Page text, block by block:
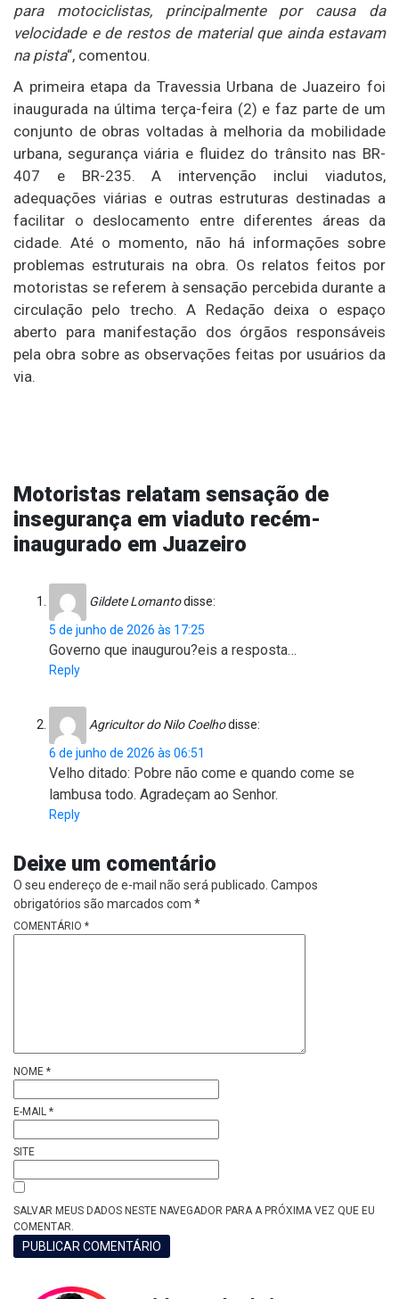
para motociclistas, principalmente por causa da
velocidade e de restos de material que ainda estavam
na pista“, comentou.
A primeira etapa da Travessia Urbana de Juazeiro foi
inaugurada na última terça-feira (2) e faz parte de um
conjunto de obras voltadas à melhoria da mobilidade
urbana, segurança viária e fluidez do trânsito nas BR-
407 e BR-235. A intervenção inclui viadutos,
adequações viárias e outras estruturas destinadas a
facilitar o deslocamento entre diferentes áreas da
cidade. Até o momento, não há informações sobre
problemas estruturais na obra. Os relatos feitos por
motoristas se referem à sensação percebida durante a
circulação pelo trecho. A Redação deixa o espaço
aberto para manifestação dos órgãos responsáveis
pela obra sobre as observações feitas por usuários da
via.
Motoristas relatam sensação de
insegurança em viaduto recém-
inaugurado em Juazeiro
Gildete Lomantodisse:
5 de junho de 2026 às 17:25
Governo que inaugurou?eis a resposta…
Reply
Agricultor do Nilo Coelhodisse:
6 de junho de 2026 às 06:51
Velho ditado: Pobre não come e quando come se
lambusa todo. Agradeçam ao Senhor.
Reply
Deixe um comentário
O seu endereço de e-mail não será publicado. Campos
obrigatórios são marcados com *
COMENTÁRIO *
NOME *
E-MAIL *
SITE
SALVAR MEUS DADOS NESTE NAVEGADOR PARA A PRÓXIMA VEZ QUE EU
COMENTAR.